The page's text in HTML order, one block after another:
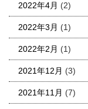
2022年4月 (2)
2022年3月 (1)
2022年2月 (1)
2021年12月 (3)
2021年11月 (7)